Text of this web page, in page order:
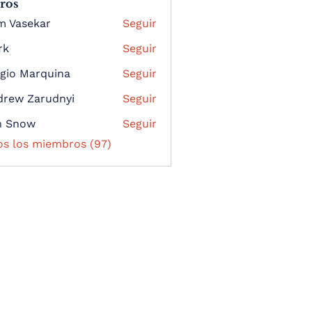
Vasekar
Seguir
Seguir
Marquina
Seguir
Zarudnyi
Seguir
Snow
Seguir
los miembros (97)